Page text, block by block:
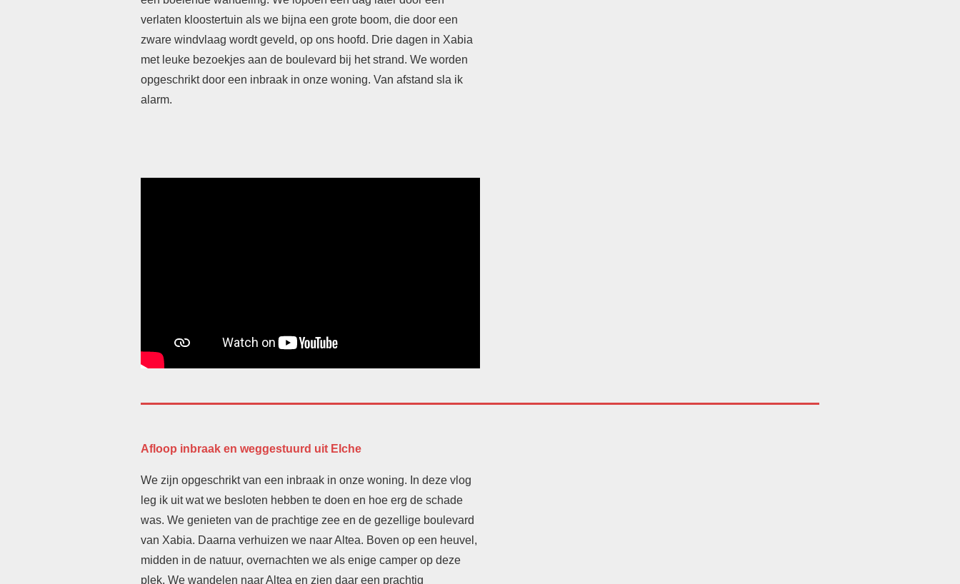
verlaten kloostertuin als we bijna een grote boom, die door een
zware windvlaag wordt geveld, op ons hoofd. Drie dagen in Xabia
met leuke bezoekjes aan de boulevard bij het strand. We worden
opgeschrikt door een inbraak in onze woning. Van afstand sla ik
alarm.
Afloop inbraak en weggestuurd uit Elche
We zijn opgeschrikt van een inbraak in onze woning. In deze vlog
leg ik uit wat we besloten hebben te doen en hoe erg de schade
was. We genieten van de prachtige zee en de gezellige boulevard
van Xabia. Daarna verhuizen we naar Altea. Boven op een heuvel,
midden in de natuur, overnachten we als enige camper op deze
plek. We wandelen naar Altea en zien daar een prachtig